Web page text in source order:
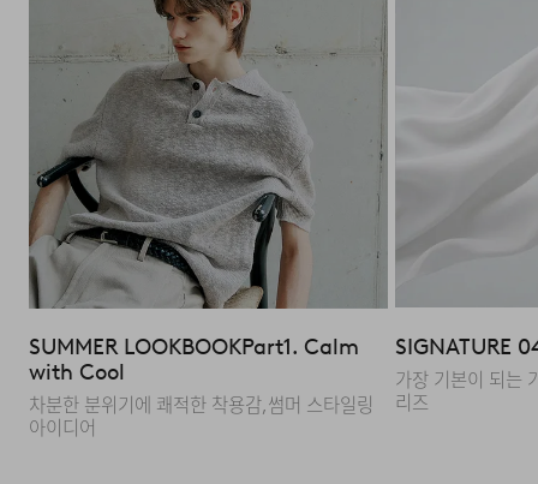
목 늘어짐 걱정 없는 탄탄한 해리
이중 구조 넥라인
보풀 발생을 줄인 클린 텍스처
FAQ
Q : 수피마(SUPIMA)와 ASKIN 원사를 함께 사용하면 어떤
점이 좋은가요?
SUMMER LOOKBOOKPart1. Calm
with Cool
차분한 분위기에 쾌적한 착용감,썸머 스타일링
아이디어
SIGNATURE
가장 기본이 되는
리즈